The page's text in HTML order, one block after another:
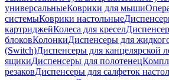
универсальныеКоврики для мыши
системыКоврики настольные
картриджейКолеса для кресел
блоковКолонкиДиспенсеры для
(Switch)Диспенсеры для канцелярской
ящикиДиспенсеры для полотенец
резаковДиспенсеры для салфеток